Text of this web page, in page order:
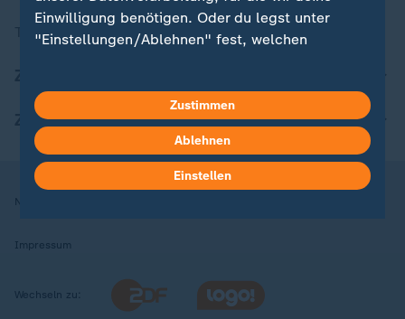
Themen im Überblick
ZDFheute Apps
Nutzungsbedingungen
Impressum
Wechseln zu:
Einwilligung benötigen. Oder du legst unter
"Einstellungen/Ablehnen" fest, welchen
kannst du jederzeit mit Wirkung für die Zukunft
in deinen Einstellungen widerrufen oder ändern.
Hier findest du das Impressum.
Weitere Informationen findest du in unserer
Zustimmen
Ablehnen
Einstellen